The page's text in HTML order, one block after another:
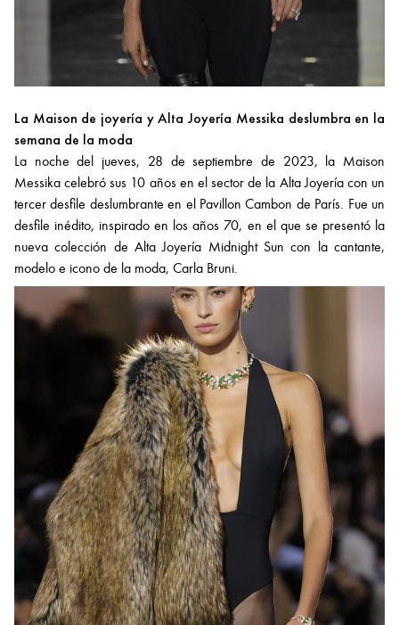
La Maison de joyería y Alta Joyería Messika deslumbra en la
semana de la moda
La noche del jueves, 28 de septiembre de 2023, la Maison
Messika celebró sus 10 años en el sector de la Alta Joyería con un
tercer desfile deslumbrante en el Pavillon Cambon de París. Fue un
desfile inédito, inspirado en los años 70, en el que se presentó la
nueva colección de Alta Joyería Midnight Sun con la cantante,
modelo e icono de la moda, Carla Bruni.